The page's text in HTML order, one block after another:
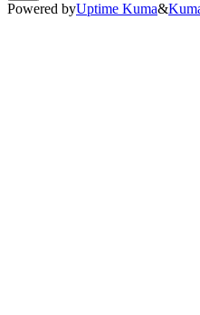
Powered byUptime Kuma&